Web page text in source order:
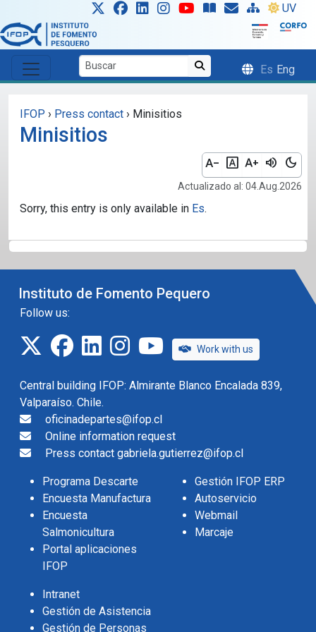
Skip to main content UV
Es Eng
IFOP › Press contact › Minisitios
Minisitios
text_decrease font_download text_increase volume_up dark_mode
Actualizado al: 04.Aug.2026
Sorry, this entry is only available in Es.
Instituto de Fomento Pequero
Follow us:
twitterfacebook
linkedininstagramIFOP TV
Work with us
Central building IFOP: Almirante Blanco Encalada 839,
Valparaíso. Chile.
oficinadepartes@ifop.cl
Online information request
Press contact gabriela.gutierrez@ifop.cl
Programa Descarte
Encuesta Manufactura
Encuesta
Salmonicultura
Portal aplicaciones
IFOP
Gestión IFOP ERP
Autoservicio
Webmail
Marcaje
Intranet
Gestión de Asistencia
Gestión de Personas